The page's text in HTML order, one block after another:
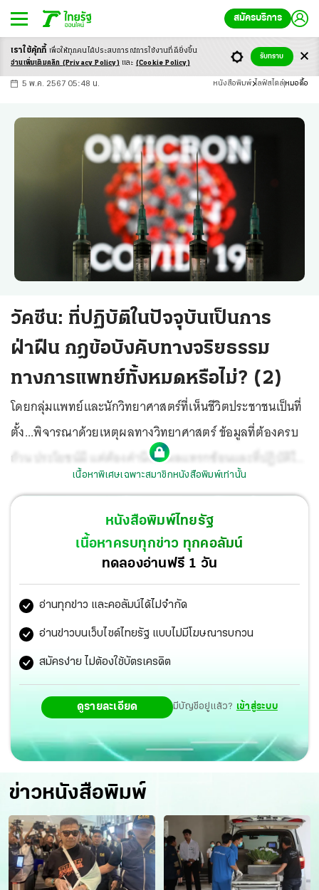
สมัครบริการ
-ก ก ก+
5 พ.ค. 2567 05:48 น. หนังสือพิมพ์ ไลฟ์สไตล์ หมอดื้อ
วัคซีน: ที่ปฏิบัติในปัจจุบันเป็นการ
ฝ่าฝืน กฎข้อบังคับทางจริยธรรม
ทางการแพทย์ทั้งหมดหรือไม่? (2)
โดยกลุ่มแพทย์และนักวิทยาศาสตร์ที่เห็นชีวิตประชาชนเป็นที่
ตั้ง...พิจารณาด้วยเหตุผลทางวิทยาศาสตร์ ข้อมูลที่ต้องครบ
ถ้วน ประโยชน์มี แต่ต้องคำนึงถึงผลแทรกซ้อนและที่ปฏิบัติใน
ปัจจุบันเป็นการฝ่าฝืน กฎข้อบังคับทางจริยธรรมทางการ
แพทย์ทั้งหมดหรือไม่ (violate every rule in medicine)?
เนื้อหาพิเศษเฉพาะสมาชิกหนังสือพิมพ์เท่านั้น
หนังสือพิมพ์ไทยรัฐ
เนื้อหาครบทุกข่าว ทุกคอลัมน์
ทดลองอ่านฟรี 1 วัน
อ่านทุกข่าว และคอลัมน์ได้ไม่จำกัด
อ่านข่าวบนเว็บไซต์ไทยรัฐ แบบไม่มีโฆษณารบกวน
สมัครง่าย ไม่ต้องใช้บัตรเครดิต
ดูรายละเอียด มีบัญชีอยู่แล้ว? เข้าสู่ระบบ
ข่าวหนังสือพิมพ์
เราใช้คุ้กกี้ เพื่อให้ทุกคนได้ประสบการณ์การใช้งานที่ดียิ่งขึ้น
อ่านเพิ่มเติมคลิก (Privacy Policy) และ (Cookie Policy)
รับทราบ